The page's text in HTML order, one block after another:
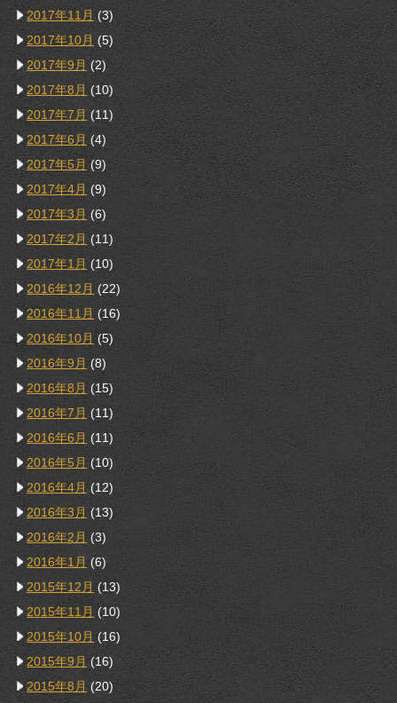
2017年11月 (3)
2017年10月 (5)
2017年9月 (2)
2017年8月 (10)
2017年7月 (11)
2017年6月 (4)
2017年5月 (9)
2017年4月 (9)
2017年3月 (6)
2017年2月 (11)
2017年1月 (10)
2016年12月 (22)
2016年11月 (16)
2016年10月 (5)
2016年9月 (8)
2016年8月 (15)
2016年7月 (11)
2016年6月 (11)
2016年5月 (10)
2016年4月 (12)
2016年3月 (13)
2016年2月 (3)
2016年1月 (6)
2015年12月 (13)
2015年11月 (10)
2015年10月 (16)
2015年9月 (16)
2015年8月 (20)